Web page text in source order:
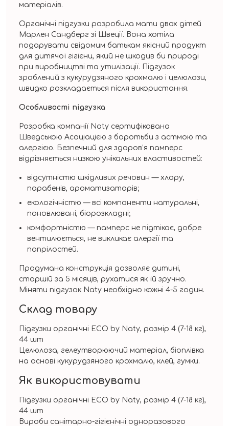
матеріалів.
Органічні підгузки розробила мати двох дітей
Марлен Сандберг зі Швеції. Вона хотіла
подарувати свідомим батькам якісний продукт
для дитячої гігієни, який не шкодив би природі
при виробництві та утилізації. Підгузок
зроблений з кукурудзяного крохмалю і целюлози,
швидко розкладається після використання.
Особливості підгузка
Розробка компанії Naty сертифікована
Шведською Асоціацією з боротьби з астмою та
алергією. Безпечний для здоров’я памперс
відрізняється низкою унікальних властивостей:
відсутністю шкідливих речовин — хлору,
парабенів, ароматизаторів;
екологічністю — всі компоненти натуральні,
поновлювані, біорозкладні;
комфортністю — памперс не підтікає, добре
вентилюється, не викликає алергії та
попрілостей.
Продумана конструкція дозволяє дитині,
старшій за 5 місяців, рухатися як їй зручно.
Міняти підгузок Naty необхідно кожні 4-5 годин.
Склад товару
Підгузки органічні ECO by Naty, розмір 4 (7-18 кг),
44 шт
Целюлоза, гелеутворюючий матеріал, біоплівка
на основі кукурудзяного крохмалю, клей, гумки.
Як використовувати
Підгузки органічні ECO by Naty, розмір 4 (7-18 кг),
44 шт
Вироби санітарно-гігієнічні одноразового